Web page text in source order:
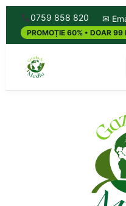
0759 858 820 ✉
PROMOȚIE 60% • DOAR 99